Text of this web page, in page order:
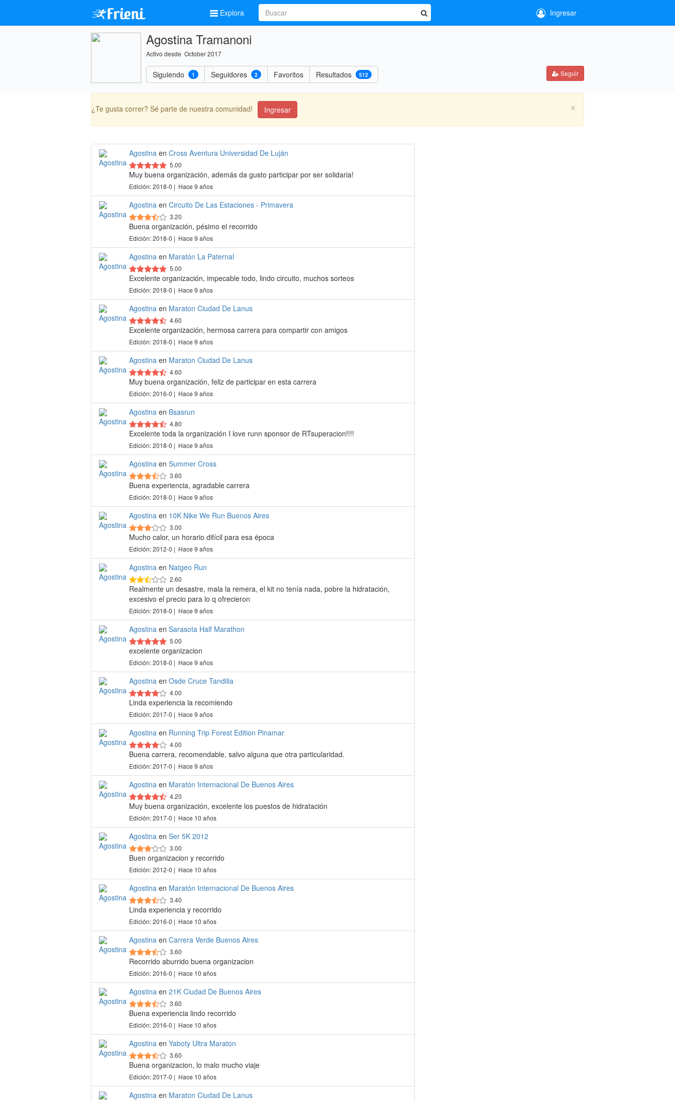
Explora Ingresar
Agostina Tramanoni
Activo desde October 2017
Siguiendo 1 Seguidores 2 Favoritos Resultados 512 Seguir
×
¿Te gusta correr? Sé parte de nuestra comunidad! Ingresar
Agostina en Cross Aventura Universidad De Luján
5.00
Muy buena organización, además da gusto participar por ser solidaria!
Edición: 2018-0 | Hace 9 años
Agostina en Circuito De Las Estaciones - Primavera
3.20
Buena organización, pésimo el recorrido
Edición: 2018-0 | Hace 9 años
Agostina en Maratón La Paternal
5.00
Excelente organización, impecable todo, lindo circuito, muchos sorteos
Edición: 2018-0 | Hace 9 años
Agostina en Maraton Ciudad De Lanus
4.60
Excelente organización, hermosa carrera para compartir con amigos
Edición: 2018-0 | Hace 9 años
Agostina en Maraton Ciudad De Lanus
4.60
Muy buena organización, feliz de participar en esta carrera
Edición: 2016-0 | Hace 9 años
Agostina en Bsasrun
4.80
Excelente toda la organización I love runn sponsor de RTsuperacion!!!!
Edición: 2018-0 | Hace 9 años
Agostina en Summer Cross
3.60
Buena experiencia, agradable carrera
Edición: 2018-0 | Hace 9 años
Agostina en 10K Nike We Run Buenos Aires
3.00
Mucho calor, un horario difícil para esa época
Edición: 2012-0 | Hace 9 años
Agostina en Natgeo Run
2.60
Realmente un desastre, mala la remera, el kit no tenía nada, pobre la hidratación,
excesivo el precio para lo q ofrecieron
Edición: 2018-0 | Hace 9 años
Agostina en Sarasota Half Marathon
5.00
excelente organizacion
Edición: 2018-0 | Hace 9 años
Agostina en Osde Cruce Tandilia
4.00
Linda experiencia la recomiendo
Edición: 2017-0 | Hace 9 años
Agostina en Running Trip Forest Edition Pinamar
4.00
Buena carrera, recomendable, salvo alguna que otra particularidad.
Edición: 2017-0 | Hace 9 años
Agostina en Maratón Internacional De Buenos Aires
4.20
Muy buena organización, excelente los puestos de hidratación
Edición: 2017-0 | Hace 10 años
Agostina en Ser 5K 2012
3.00
Buen organizacion y recorrido
Edición: 2012-0 | Hace 10 años
Agostina en Maratón Internacional De Buenos Aires
3.40
Linda experiencia y recorrido
Edición: 2016-0 | Hace 10 años
Agostina en Carrera Verde Buenos Aires
3.60
Recorrido aburrido buena organizacion
Edición: 2016-0 | Hace 10 años
Agostina en 21K Ciudad De Buenos Aires
3.60
Buena experiencia lindo recorrido
Edición: 2016-0 | Hace 10 años
Agostina en Yaboty Ultra Maraton
3.60
Buena organizacion, lo malo mucho viaje
Edición: 2017-0 | Hace 10 años
Agostina en Maraton Ciudad De Lanus